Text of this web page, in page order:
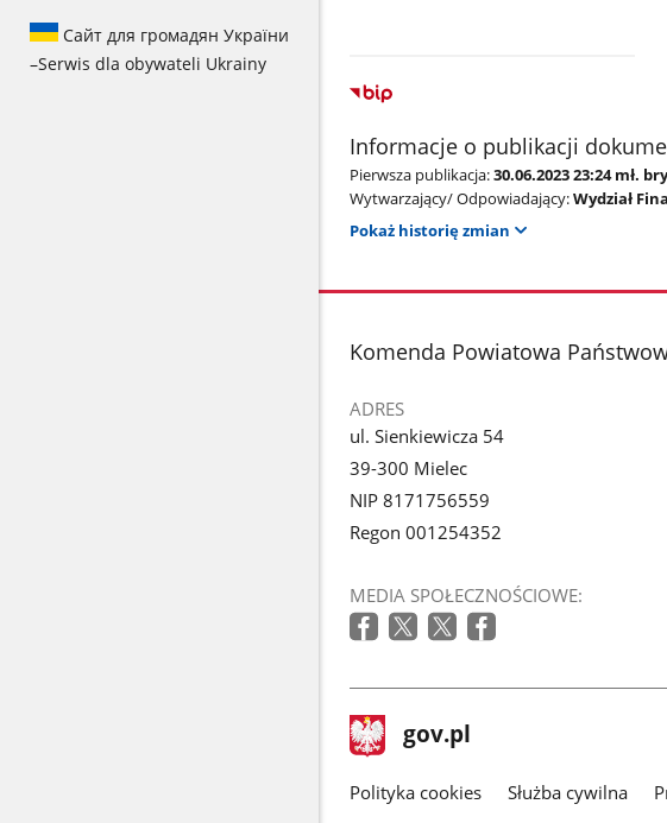
Сайт для громадян України
–Serwis dla obywateli Ukrainy
Informacje o publikacji
Pierwsza publikacja:30.06.2023 23:24 mł.
Wytwarzający/ Odpowiadający:Wydział
Pokaż historię zmian
stopka
Komenda Powiatowa
ADRES
ul. Sienkiewicza 54
39-300 Mielec
NIP 8171756559
Regon 001254352
MEDIA SPOŁECZNOŚCIOWE:
stopka
gov.pl Strona
gov.pl
gov.pl
Polityka cookies Służba cywilna